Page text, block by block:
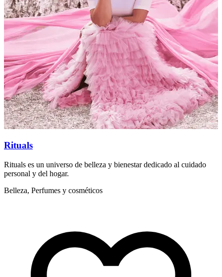
Rituals
Rituals es un universo de belleza y bienestar dedicado al cuidado
personal y del hogar.
Belleza, Perfumes y cosméticos